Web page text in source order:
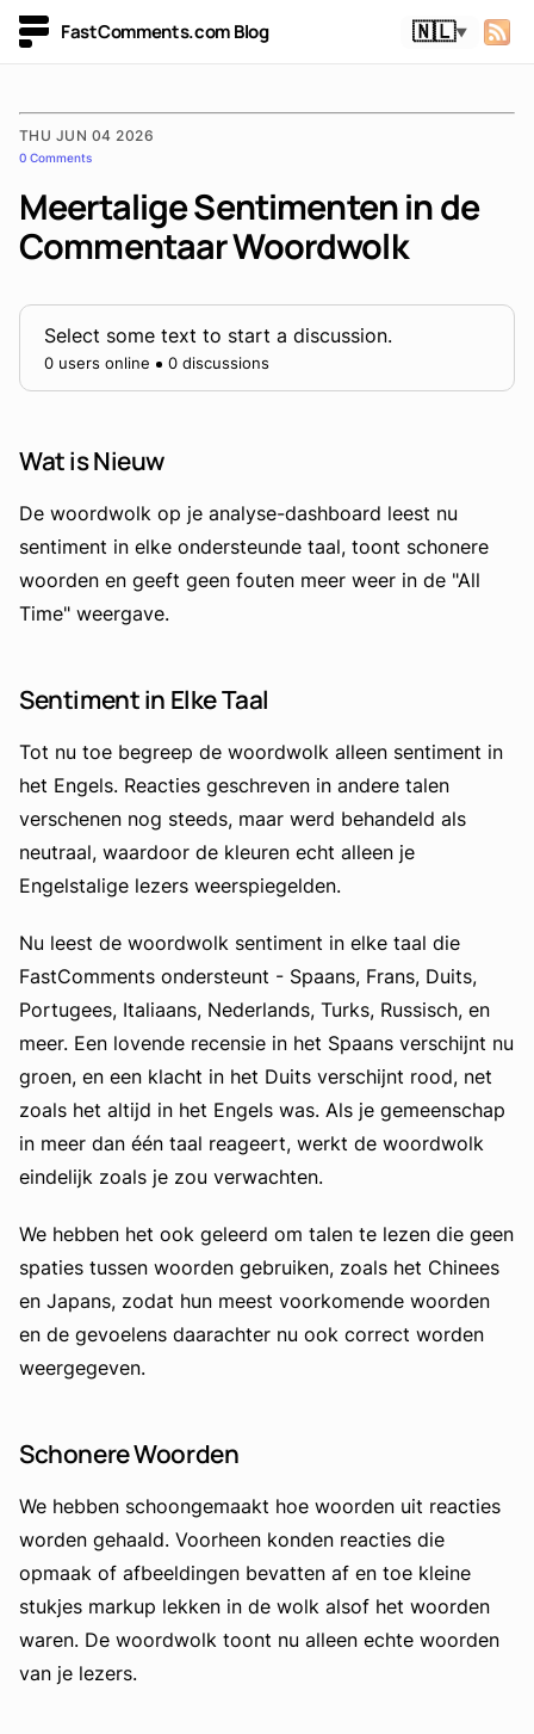
FastComments.com Blog 🇳🇱▼
THU JUN 04 2026
0 Comments
Meertalige Sentimenten in de
Commentaar Woordwolk
Select some text to start a discussion.
0 users online 0 discussions
Wat is Nieuw
De woordwolk op je analyse-dashboard leest nu
sentiment in elke ondersteunde taal, toont schonere
woorden en geeft geen fouten meer weer in de "All
Time" weergave.
Sentiment in Elke Taal
Tot nu toe begreep de woordwolk alleen sentiment in
het Engels. Reacties geschreven in andere talen
verschenen nog steeds, maar werd behandeld als
neutraal, waardoor de kleuren echt alleen je
Engelstalige lezers weerspiegelden.
Nu leest de woordwolk sentiment in elke taal die
FastComments ondersteunt - Spaans, Frans, Duits,
Portugees, Italiaans, Nederlands, Turks, Russisch, en
meer. Een lovende recensie in het Spaans verschijnt nu
groen, en een klacht in het Duits verschijnt rood, net
zoals het altijd in het Engels was. Als je gemeenschap
in meer dan één taal reageert, werkt de woordwolk
eindelijk zoals je zou verwachten.
We hebben het ook geleerd om talen te lezen die geen
spaties tussen woorden gebruiken, zoals het Chinees
en Japans, zodat hun meest voorkomende woorden
en de gevoelens daarachter nu ook correct worden
weergegeven.
Schonere Woorden
We hebben schoongemaakt hoe woorden uit reacties
worden gehaald. Voorheen konden reacties die
opmaak of afbeeldingen bevatten af en toe kleine
stukjes markup lekken in de wolk alsof het woorden
waren. De woordwolk toont nu alleen echte woorden
van je lezers.